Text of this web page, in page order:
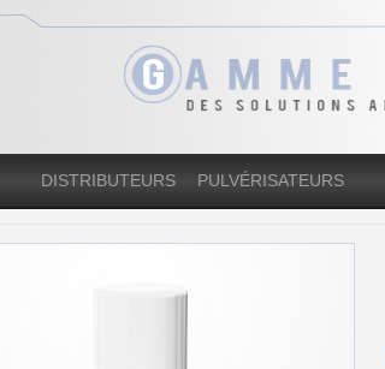
DISTRIBUTEURS PULVÉRISATEURS